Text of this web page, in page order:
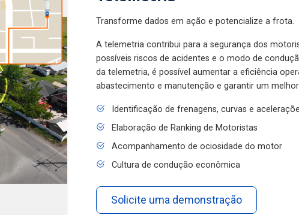
Transforme dados em ação e potencialize a frota.
A telemetria contribui para a segurança dos
possíveis riscos de acidentes e o modo de
da telemetria, é possível aumentar a eficiência
abastecimento e manutenção e garantir um
Identificação de frenagens, curvas e acelerações
Elaboração de Ranking de Motoristas
Acompanhamento de ociosidade do motor
Cultura de condução econômica
Solicite uma demonstração